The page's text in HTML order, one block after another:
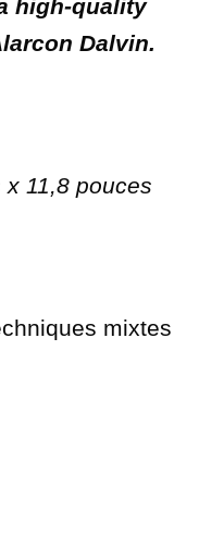
high-quality
Dalvin.
x 11,8 pouces
mixtes